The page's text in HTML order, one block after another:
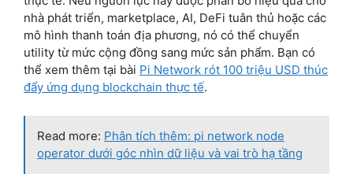
nhà phát triển, marketplace, AI, DeFi tuân thủ hoặc các
mô hình thanh toán địa phương, nó có thể chuyển
utility từ mức cộng đồng sang mức sản phẩm. Bạn có
thể xem thêm tại bài Pi Network rót 100 triệu USD thúc
đẩy ứng dụng blockchain thực tế.
Read more: Phân tích thêm: pi network node
operator dưới góc nhìn dữ liệu và vai trò hạ tầng